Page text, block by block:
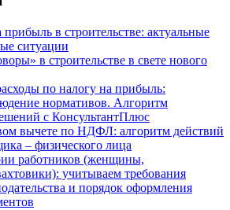
в строительстве: актуальные
ситуации
в строительстве в свете нового
по налогу на прибыль:
нормативов. Алгоритм
с КонсультантПлюс
вычете по НДФЛ: алгоритм действий
– физического лица
работников (женщины,
учитываем требования
и порядок оформления